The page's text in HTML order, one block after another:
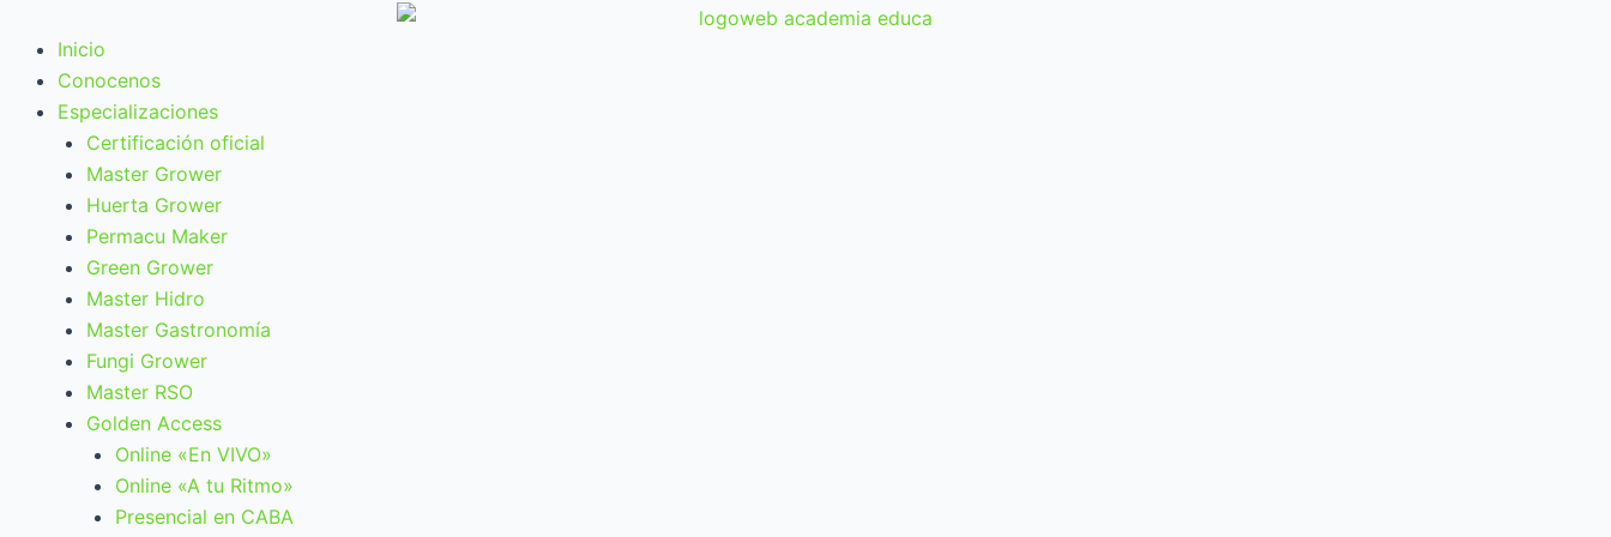
contenido
Inicio
Conocenos
Especializaciones
Certificación oficial
Master Grower
Huerta Grower
Permacu Maker
Green Grower
Master Hidro
Master Gastronomía
Fungi Grower
Master RSO
Golden Access
Online «En VIVO»
Online «A tu Ritmo»
Presencial en CABA